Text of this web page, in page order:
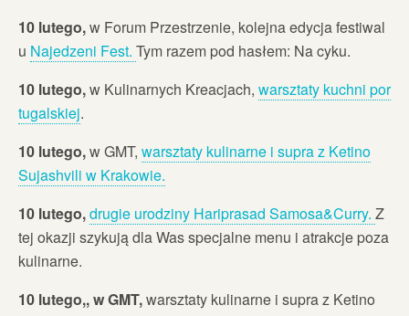
10 lutego,w Forum Przestrzenie, kolejna edycja festiwal
u Najedzeni Fest. Tym razem pod hasłem: Na cyku.
10 lutego,w Kulinarnych Kreacjach, warsztaty kuchni por
tugalskiej.
10 lutego,w GMT, warsztaty kulinarne i supra z Ketino
Sujashvili w Krakowie.
10 lutego,drugie urodziny Hariprasad Samosa&Curry. Z
tej okazji szykują dla Was specjalne menu i atrakcje poza
kulinarne.
10 lutego,, w GMT,warsztaty kulinarne i supra z Ketino